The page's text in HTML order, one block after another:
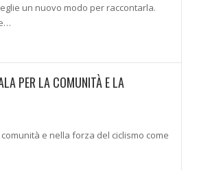
un nuovo modo per raccontarla.
PER LA COMUNITÀ E LA
e nella forza del ciclismo come